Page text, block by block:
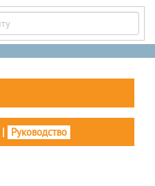
| Руководство